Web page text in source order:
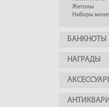
Жетоны
Наборы
БАНКНОТЫ
НАГРАДЫ